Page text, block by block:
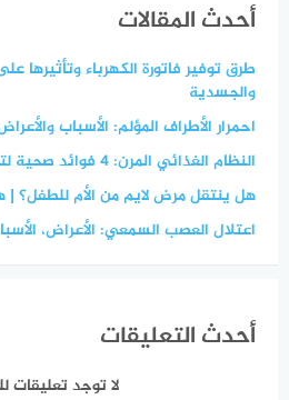
أحدث المقالات
طرق توفير فاتورة الكهرباء وتأثيرها
والجسدية
احمرار الأطراف المؤلم: الأسباب
النظام الغذائي المرن: 4 فوائد صحية لتحسين نمط حياتك
هل ينتقل مرض لايم من الأم للطفل؟
اعتلال العصب السمعي: الأعراض،
أحدث التعليقات
لا توجد تعليقات